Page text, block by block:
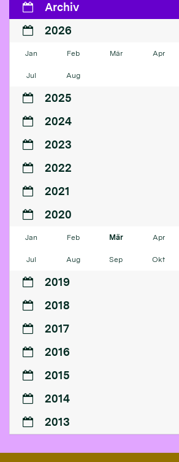
Archiv
2026
Jan Feb Mär Apr
Jul Aug
2025
2024
2023
2022
2021
2020
Jan Feb Mär Apr
Jul Aug Sep Okt
2019
2018
2017
2016
2015
2014
2013